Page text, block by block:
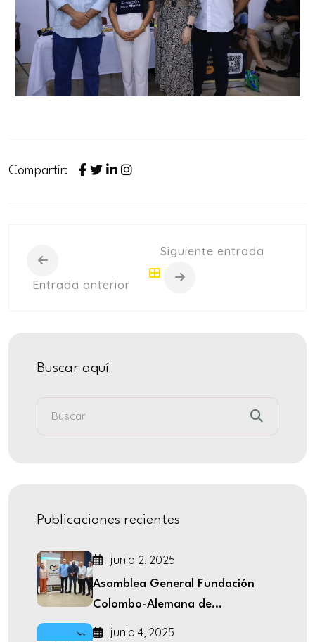
Compartir:
Entrada anterior
Siguiente entrada
Buscar aquí
Publicaciones recientes
junio 2, 2025
Asamblea General Fundación
Colombo-Alemana de...
junio 4, 2025